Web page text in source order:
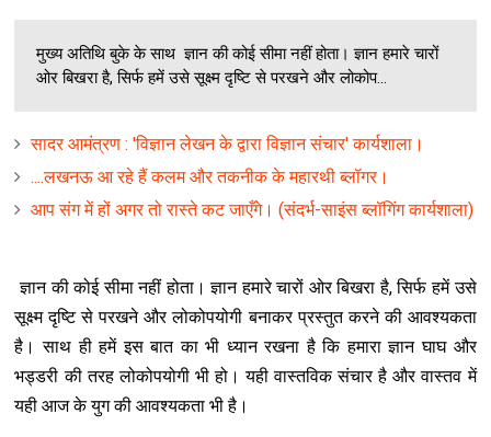
मुख्य अतिथि बुके के साथ ज्ञान की कोई सीमा नहीं होता। ज्ञान हमारे चारों
ओर बिखरा है, सिर्फ हमें उसे सूक्ष्म दृष्टि से परखने और लोकोप...
सादर आमंत्रण : 'विज्ञान लेखन के द्वारा विज्ञान संचार' कार्यशाला।
....लखनऊ आ रहे हैं कलम और तकनीक के महारथी ब्लॉगर।
आप संग में हों अगर तो रास्ते कट जाएँगे। (संदर्भ-साइंस ब्लॉगिंग कार्यशाला)
ज्ञान की कोई सीमा नहीं होता। ज्ञान हमारे चारों ओर बिखरा है, सिर्फ हमें उसे
सूक्ष्म दृष्टि से परखने और लोकोपयोगी बनाकर प्रस्तुत करने की आवश्यकता
है। साथ ही हमें इस बात का भी ध्यान रखना है कि हमारा ज्ञान घाघ और
भड्डरी की तरह लोकोपयोगी भी हो। यही वास्तविक संचार है और वास्तव में
यही आज के युग की आवश्यकता भी है।